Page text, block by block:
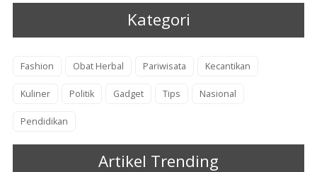
Kategori
Fashion Obat Herbal Pariwisata Kecantikan
Kuliner Politik Gadget Tips Nasional
Pendidikan
Artikel Trending